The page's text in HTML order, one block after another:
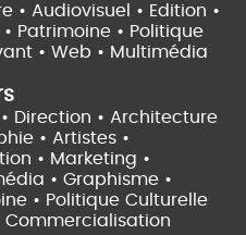
• Audiovisuel • Edition •
Patrimoine • Politique
• Web • Multimédia
Direction • Architecture
• Artistes •
• Marketing •
• Graphisme •
• Politique Culturelle
Commercialisation